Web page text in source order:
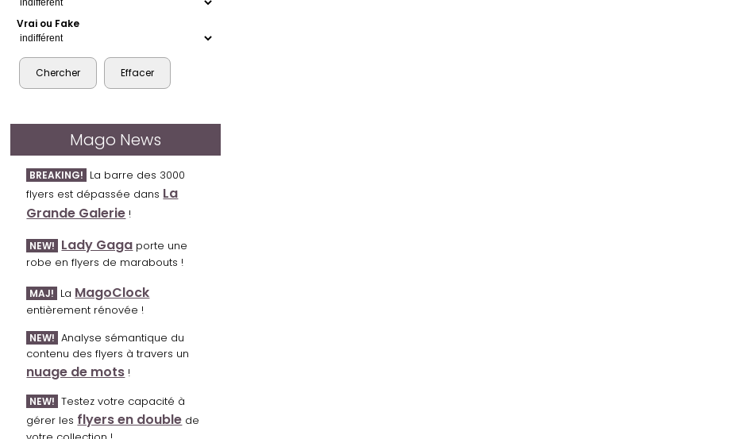
Vrai ou Fake
Mago News
BREAKING! La barre des 3000
flyers est dépassée dans La
Grande Galerie !
NEW! Lady Gaga porte une
robe en flyers de marabouts !
MAJ! La MagoClock
entièrement rénovée !
NEW! Analyse sémantique du
contenu des flyers à travers un
nuage de mots !
NEW! Testez votre capacité à
gérer les flyers en double de